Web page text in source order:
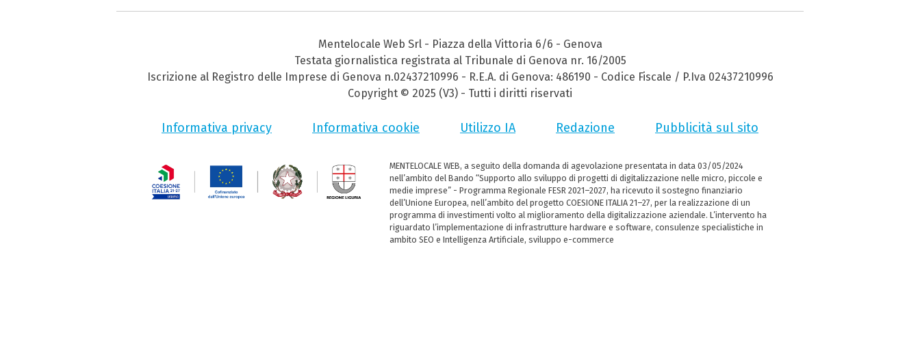
Mentelocale Web Srl - Piazza della Vittoria 6/6 - Genova
Testata giornalistica registrata al Tribunale di Genova nr. 16/2005
Iscrizione al Registro delle Imprese di Genova n.02437210996 - R.E.A. di Genova: 486190 - Codice Fiscale / P.Iva 02437210996
Copyright © 2025 (V3) - Tutti i diritti riservati
Informativa privacy Informativa cookie Utilizzo IA Redazione Pubblicità sul sito
MENTELOCALE WEB, a seguito della domanda di agevolazione presentata in data 03/05/2024
nell’ambito del Bando “Supporto allo sviluppo di progetti di digitalizzazione nelle micro, piccole e
medie imprese” - Programma Regionale FESR 2021–2027, ha ricevuto il sostegno finanziario
dell’Unione Europea, nell’ambito del progetto COESIONE ITALIA 21–27, per la realizzazione di un
programma di investimenti volto al miglioramento della digitalizzazione aziendale. L’intervento ha
riguardato l’implementazione di infrastrutture hardware e software, consulenze specialistiche in
ambito SEO e Intelligenza Artificiale, sviluppo e-commerce